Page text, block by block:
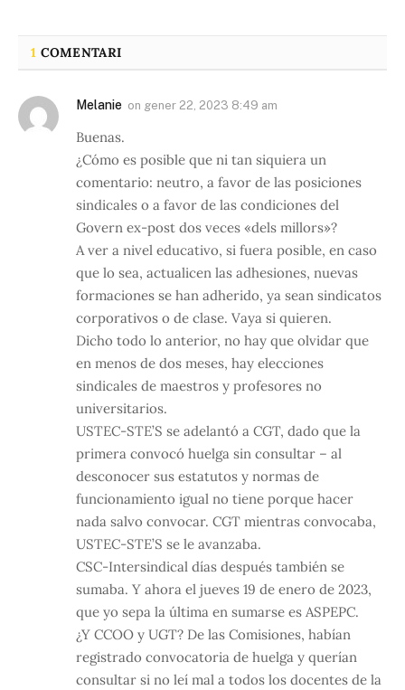
1 COMENTARI
Melanie on gener 22, 2023 8:49 am
Buenas.
¿Cómo es posible que ni tan siquiera un
comentario: neutro, a favor de las posiciones
sindicales o a favor de las condiciones del
Govern ex-post dos veces «dels millors»?
A ver a nivel educativo, si fuera posible, en caso
que lo sea, actualicen las adhesiones, nuevas
formaciones se han adherido, ya sean sindicatos
corporativos o de clase. Vaya si quieren.
Dicho todo lo anterior, no hay que olvidar que
en menos de dos meses, hay elecciones
sindicales de maestros y profesores no
universitarios.
USTEC-STE’S se adelantó a CGT, dado que la
primera convocó huelga sin consultar – al
desconocer sus estatutos y normas de
funcionamiento igual no tiene porque hacer
nada salvo convocar. CGT mientras convocaba,
USTEC-STE’S se le avanzaba.
CSC-Intersindical días después también se
sumaba. Y ahora el jueves 19 de enero de 2023,
que yo sepa la última en sumarse es ASPEPC.
¿Y CCOO y UGT? De las Comisiones, habían
registrado convocatoria de huelga y querían
consultar si no leí mal a todos los docentes de la